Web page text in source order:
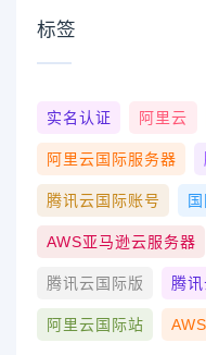
标签
实名认证 阿里云
阿里云国际服务器
腾讯云国际账号
AWS亚马逊云服务器
腾讯云国际版 腾
阿里云国际站